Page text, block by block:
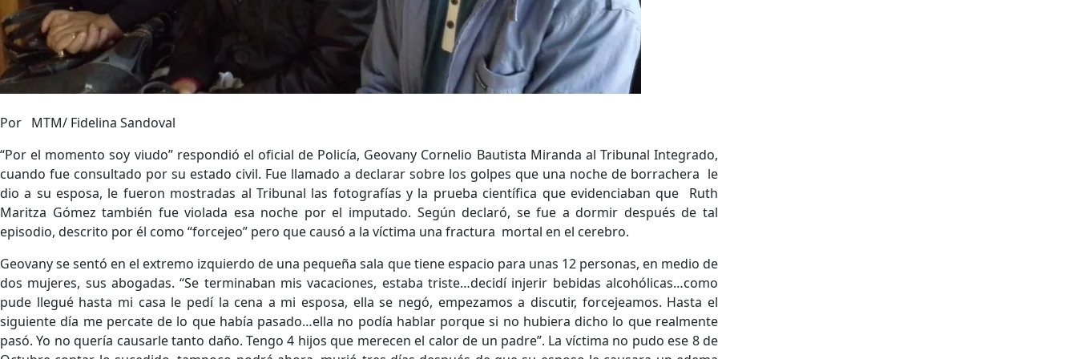
Por MTM/ Fidelina Sandoval
“Por el momento soy viudo” respondió el oficial de Policía, Geovany Cornelio Bautista Miranda al Tribunal Integrado,
cuando fue consultado por su estado civil. Fue llamado a declarar sobre los golpes que una noche de borrachera le
dio a su esposa, le fueron mostradas al Tribunal las fotografías y la prueba científica que evidenciaban que Ruth
Maritza Gómez también fue violada esa noche por el imputado. Según declaró, se fue a dormir después de tal
episodio, descrito por él como “forcejeo” pero que causó a la víctima una fractura mortal en el cerebro.
Geovany se sentó en el extremo izquierdo de una pequeña sala que tiene espacio para unas 12 personas, en medio de
dos mujeres, sus abogadas. “Se terminaban mis vacaciones, estaba triste…decidí injerir bebidas alcohólicas…como
pude llegué hasta mi casa le pedí la cena a mi esposa, ella se negó, empezamos a discutir, forcejeamos. Hasta el
siguiente día me percate de lo que había pasado…ella no podía hablar porque si no hubiera dicho lo que realmente
pasó. Yo no quería causarle tanto daño. Tengo 4 hijos que merecen el calor de un padre”. La víctima no pudo ese 8 de